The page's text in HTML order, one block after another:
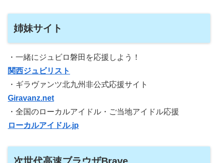
姉妹サイト
・一緒にジュビロ磐田を応援しよう！
関西ジュビリスト
・ギラヴァンツ北九州非公式応援サイト
Giravanz.net
・全国のローカルアイドル・ご当地アイドル応援
ローカルアイドル.jp